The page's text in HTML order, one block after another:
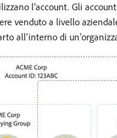
l’account. Gli
venduto a livello
all’interno di